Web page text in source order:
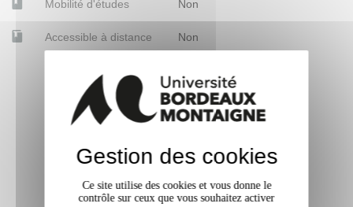
Mobilité d'études Non
Accessible à distance Non
Gestion des cookies
Ce site utilise des cookies et vous donne le
contrôle sur ceux que vous souhaitez activer